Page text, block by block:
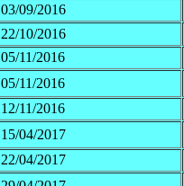
03/09/2016
22/10/2016
05/11/2016
05/11/2016
12/11/2016
15/04/2017
22/04/2017